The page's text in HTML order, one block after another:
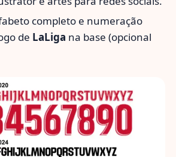
completo e numeração
de LaLiga na base (opcional